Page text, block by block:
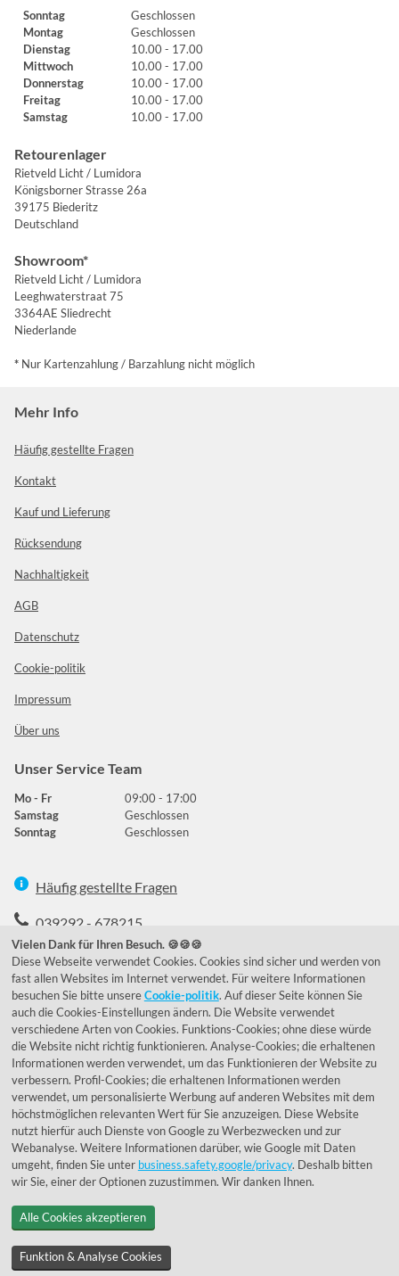
Sonntag
Geschlossen
Montag
Geschlossen
Dienstag
10.00 - 17.00
Mittwoch
10.00 - 17.00
Donnerstag
10.00 - 17.00
Freitag
10.00 - 17.00
Samstag
10.00 - 17.00
Retourenlager
Rietveld Licht / Lumidora
Königsborner Strasse 26a
39175 Biederitz
Deutschland
Showroom*
Rietveld Licht / Lumidora
Leeghwaterstraat 75
3364AE Sliedrecht
Niederlande
* Nur Kartenzahlung / Barzahlung nicht möglich
Mehr Info
Häufig gestellte Fragen
Kontakt
Kauf und Lieferung
Rücksendung
Nachhaltigkeit
AGB
Datenschutz
Cookie-politik
Impressum
Über uns
Unser Service Team
Mo - Fr
09:00 - 17:00
Samstag
Geschlossen
Sonntag
Geschlossen
Häufig gestellte Fragen
039292 - 678215
de@lumidora.com
FacebookInstagram
Kundenmeinungen
Exzellent - eKomi.de
© 1955 - 2026 Lumidora
Vielen Dank für Ihren Besuch. 🍪🍪🍪
Diese Webseite verwendet Cookies. Cookies sind sicher und werden von
fast allen Websites im Internet verwendet. Für weitere Informationen
besuchen Sie bitte unsereCookie-politik. Auf dieser Seite können Sie
auch die Cookies-Einstellungen ändern. Die Website verwendet
verschiedene Arten von Cookies. Funktions-Cookies; ohne diese würde
die Website nicht richtig funktionieren. Analyse-Cookies; die erhaltenen
Informationen werden verwendet, um das Funktionieren der Website zu
verbessern. Profil-Cookies; die erhaltenen Informationen werden
verwendet, um personalisierte Werbung auf anderen Websites mit dem
höchstmöglichen relevanten Wert für Sie anzuzeigen. Diese Website
nutzt hierfür auch Dienste von Google zu Werbezwecken und zur
Webanalyse. Weitere Informationen darüber, wie Google mit Daten
umgeht, finden Sie unter business.safety.google/privacy. Deshalb bitten
wir Sie, einer der Optionen zuzustimmen. Wir danken Ihnen.
Alle Cookies akzeptieren
Funktion & Analyse Cookies